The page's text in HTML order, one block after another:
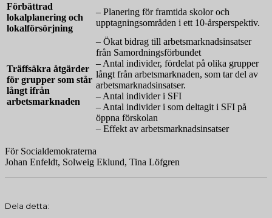
Förbättrad
lokalplanering och
lokalförsörjning
– Planering för framtida skolor och
upptagningsområden i ett 10-årsperspektiv.
Träffsäkra åtgärder
för grupper som står
långt ifrån
arbetsmarknaden
– Ökat bidrag till arbetsmarknadsinsatser
från Samordningsförbundet
– Antal individer, fördelat på olika grupper
långt från arbetsmarknaden, som tar del av
arbetsmarknadsinsatser.
– Antal individer i SFI
– Antal individer i som deltagit i SFI på
öppna förskolan
– Effekt av arbetsmarknadsinsatser
För Socialdemokraterna
Johan Enfeldt, Solweig Eklund, Tina Löfgren
Dela detta: